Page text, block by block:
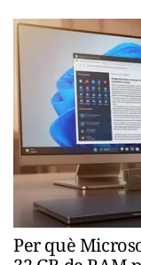
Per què